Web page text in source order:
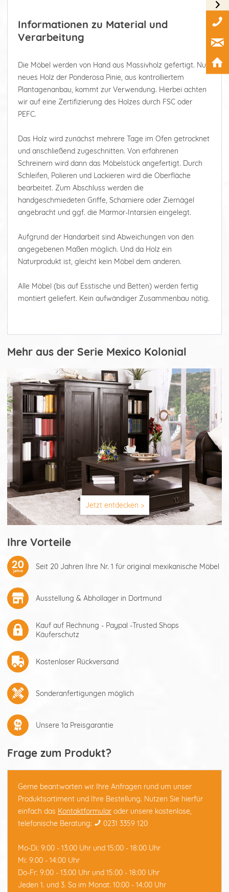
Informationen zu Material und
Verarbeitung
Die Möbel werden von Hand aus Massivholz gefertigt. Nur
neues Holz der Ponderosa Pinie, aus kontrolliertem
Plantagenanbau, kommt zur Verwendung. Hierbei achten
wir auf eine Zertifizierung des Holzes durch FSC oder
PEFC.
Das Holz wird zunächst mehrere Tage im Ofen getrocknet
und anschließend zugeschnitten. Von erfahrenen
Schreinern wird dann das Möbelstück angefertigt. Durch
Schleifen, Polieren und Lackieren wird die Oberfläche
bearbeitet. Zum Abschluss werden die
handgeschmiedeten Griffe, Scharniere oder Ziernägel
angebracht und ggf. die Marmor-Intarsien eingelegt.
Aufgrund der Handarbeit sind Abweichungen von den
angegebenen Maßen möglich. Und da Holz ein
Naturprodukt ist, gleicht kein Möbel dem anderen.
Alle Möbel (bis auf Esstische und Betten) werden fertig
montiert geliefert. Kein aufwändiger Zusammenbau nötig.
Mehr aus der Serie Mexico Kolonial
Jetzt entdecken >
Ihre Vorteile
Seit 20 Jahren Ihre Nr. 1 für original mexikanische Möbel
Ausstellung & Abhollager in Dortmund
Kauf auf Rechnung - Paypal -Trusted Shops
Käuferschutz
Kostenloser Rückversand
Sonderanfertigungen möglich
Unsere 1a Preisgarantie
Frage zum Produkt?
Gerne beantworten wir Ihre Anfragen rund um unser
Produktsortiment und Ihre Bestellung. Nutzen Sie hierfür
einfach das Kontaktformular oder unsere kostenlose,
telefonische Beratung:
0231 3359 120
Mo-Di: 9:00 - 13:00 Uhr und 15:00 - 18:00 Uhr
Mi: 9:00 - 14:00 Uhr
Do-Fr: 9:00 - 13:00 Uhr und 15:00 - 18:00 Uhr
Jeden 1. und 3. Sa im Monat: 10:00 - 14:00 Uhr